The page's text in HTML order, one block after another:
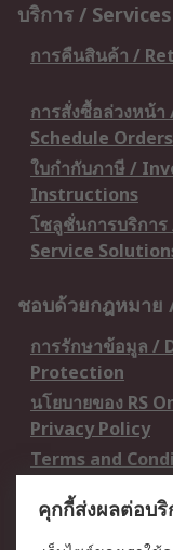
บริการ / Services
การคืนสินค้า /
การสั่งซื้อล่วงหน้า
Schedule Orders
ใบกำกับภาษี /
Instructions
โซลูชั่นการบริการ
Service
ชอบด้วยกฎหมาย
การรักษาข้อมูล /
Protection
นโยบายของ RS
Privacy Policy
Terms and
เกี่ยวกับ RS /
คุกกี้ส่งผลต่อบ